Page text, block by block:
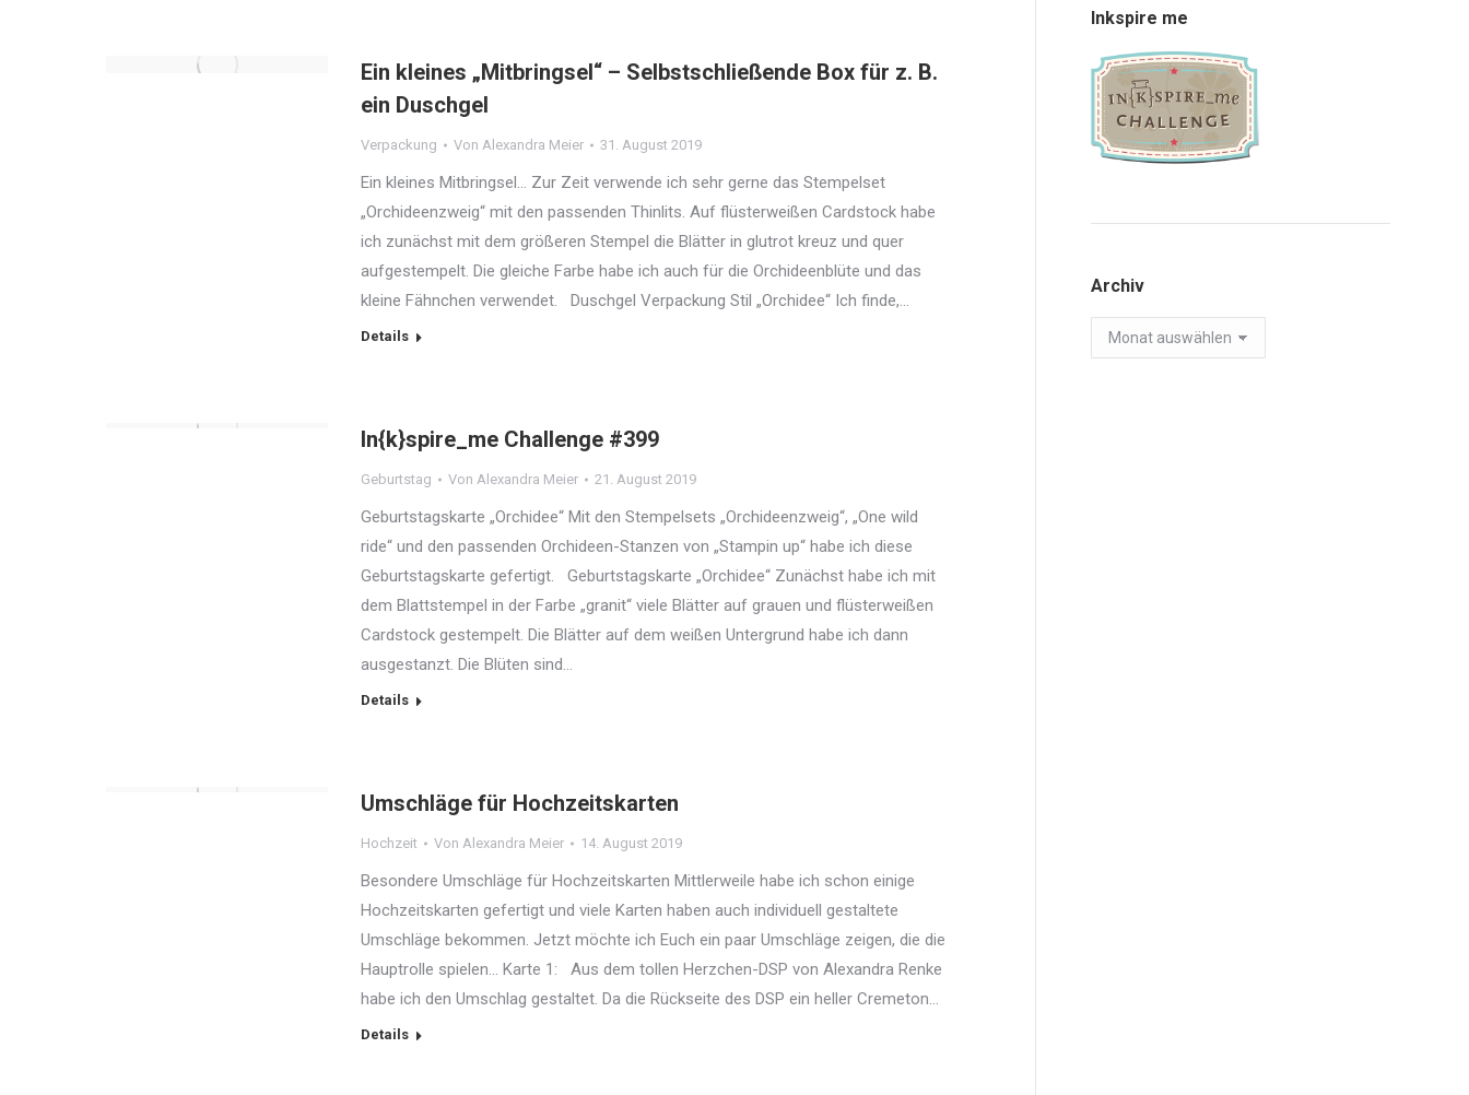
Ein kleines „Mitbringsel“ – Selbstschließende Box für z. B.
ein Duschgel
Verpackung Von Alexandra Meier 31. August 2019
Ein kleines Mitbringsel… Zur Zeit verwende ich sehr gerne das Stempelset
„Orchideenzweig“ mit den passenden Thinlits. Auf flüsterweißen Cardstock habe
ich zunächst mit dem größeren Stempel die Blätter in glutrot kreuz und quer
aufgestempelt. Die gleiche Farbe habe ich auch für die Orchideenblüte und das
kleine Fähnchen verwendet. Duschgel Verpackung Stil „Orchidee“ Ich finde,…
Details
In{k}spire_me Challenge #399
Geburtstag Von Alexandra Meier 21. August 2019
Geburtstagskarte „Orchidee“ Mit den Stempelsets „Orchideenzweig“, „One wild
ride“ und den passenden Orchideen-Stanzen von „Stampin up“ habe ich diese
Geburtstagskarte gefertigt. Geburtstagskarte „Orchidee“ Zunächst habe ich mit
dem Blattstempel in der Farbe „granit“ viele Blätter auf grauen und flüsterweißen
Cardstock gestempelt. Die Blätter auf dem weißen Untergrund habe ich dann
ausgestanzt. Die Blüten sind…
Details
Umschläge für Hochzeitskarten
Hochzeit Von Alexandra Meier 14. August 2019
Besondere Umschläge für Hochzeitskarten Mittlerweile habe ich schon einige
Hochzeitskarten gefertigt und viele Karten haben auch individuell gestaltete
Umschläge bekommen. Jetzt möchte ich Euch ein paar Umschläge zeigen, die die
Hauptrolle spielen… Karte 1: Aus dem tollen Herzchen-DSP von Alexandra Renke
habe ich den Umschlag gestaltet. Da die Rückseite des DSP ein heller Cremeton…
Details
Inkspire me
Archiv
Archiv